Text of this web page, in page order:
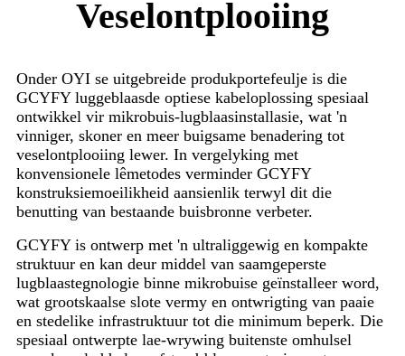
Veselontplooiing
Onder OYI se uitgebreide produkportefeulje is die
GCYFY luggeblaasde optiese kabeloplossing spesiaal
ontwikkel vir mikrobuis-lugblaasinstallasie, wat 'n
vinniger, skoner en meer buigsame benadering tot
veselontplooiing lewer. In vergelyking met
konvensionele lêmetodes verminder GCYFY
konstruksiemoeilikheid aansienlik terwyl dit die
benutting van bestaande buisbronne verbeter.
GCYFY is ontwerp met 'n ultraliggewig en kompakte
struktuur en kan deur middel van saamgeperste
lugblaastegnologie binne mikrobuise geïnstalleer word,
wat grootskaalse slote vermy en ontwrigting van paaie
en stedelike infrastruktuur tot die minimum beperk. Die
spesiaal ontwerpte lae-wrywing buitenste omhulsel